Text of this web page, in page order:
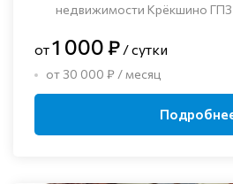
недвижимости Крёкшино ГПЗ-
от1 000 ₽ / сутки
от 30 000 ₽ / месяц